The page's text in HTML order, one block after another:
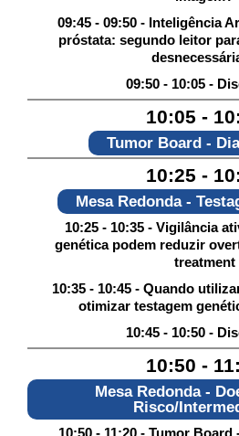
09:45 - 09:50 - Inteligência
próstata: segundo leitor
09:50 - 10:05 -
10:05 -
Tumor Board -
10:25 -
Mesa Redonda -
10:25 - 10:35 - Vigilância
genética podem reduzir
treatment
10:35 - 10:45 - Quando
otimizar testagem
10:45 - 10:50 -
10:50 -
Mesa Redonda -
Risco/
10:50 - 11:20 - Tumor Board